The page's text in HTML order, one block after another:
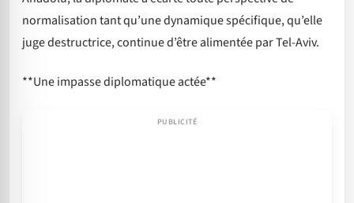
normalisation tant qu’une dynamique spécifique, qu’elle
juge destructrice, continue d’être alimentée par Tel-Aviv.
**Une impasse diplomatique actée**